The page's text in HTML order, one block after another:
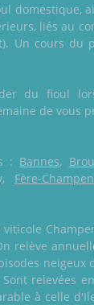
domestique,
liés au
Un cours du
du fioul
de vous
: Bannes,
, Fère-
relève
neigeux
relevées
à celle